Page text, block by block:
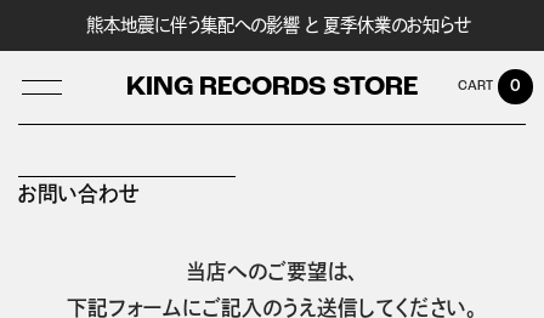
熊本地震に伴う集配への影響 と 夏季休業のお知らせ
KING RECORDS STORE 0
お問い合わせ
当店へのご要望は、
下記フォームにご記入のうえ送信してください。